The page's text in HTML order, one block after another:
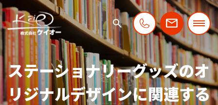
ステーショナリーグッズのオ
リジナルデザインに関連する